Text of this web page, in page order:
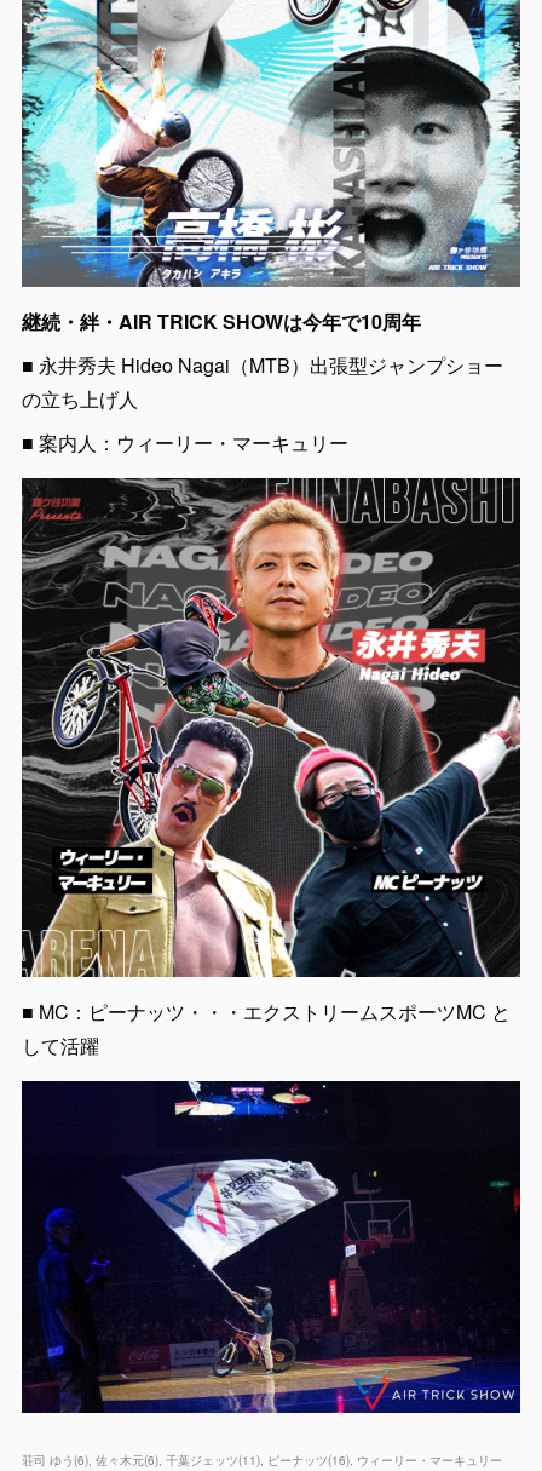
継続・絆・AIR TRICK SHOWは今年で10周年
■ 永井秀夫 Hideo Nagai（MTB）出張型ジャンプショー
の立ち上げ人
■ 案内人：ウィーリー・マーキュリー
■ MC：ピーナッツ・・・エクストリームスポーツMC と
して活躍
荘司 ゆう(6) 佐々木元(6) 千葉ジェッツ(11) ピーナッツ(16) ウィーリー・マーキュリー